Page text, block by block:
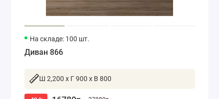
На складе: 100 шт.
Диван 866
Ш 2,200 x Г 900 x В 800